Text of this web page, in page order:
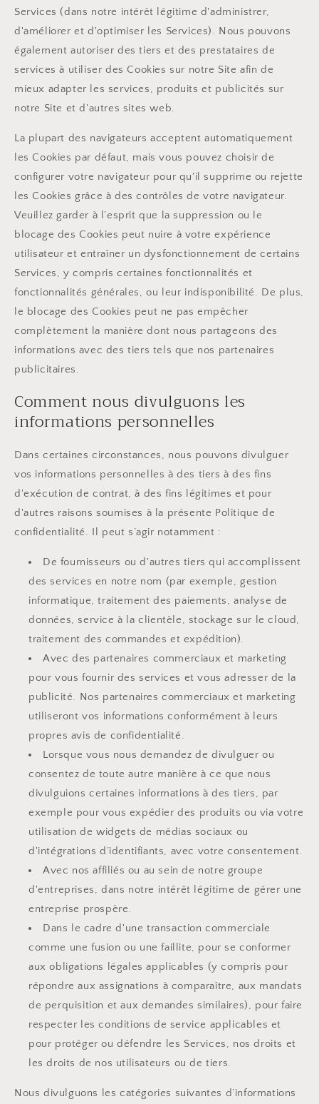
Services (dans notre intérêt légitime d'administrer,
d'améliorer et d'optimiser les Services). Nous pouvons
également autoriser des tiers et des prestataires de
services à utiliser des Cookies sur notre Site afin de
mieux adapter les services, produits et publicités sur
notre Site et d'autres sites web.
La plupart des navigateurs acceptent automatiquement
les Cookies par défaut, mais vous pouvez choisir de
configurer votre navigateur pour qu'il supprime ou rejette
les Cookies grâce à des contrôles de votre navigateur.
Veuillez garder à l’esprit que la suppression ou le
blocage des Cookies peut nuire à votre expérience
utilisateur et entraîner un dysfonctionnement de certains
Services, y compris certaines fonctionnalités et
fonctionnalités générales, ou leur indisponibilité. De plus,
le blocage des Cookies peut ne pas empêcher
complètement la manière dont nous partageons des
informations avec des tiers tels que nos partenaires
publicitaires.
Comment nous divulguons les
informations personnelles
Dans certaines circonstances, nous pouvons divulguer
vos informations personnelles à des tiers à des fins
d'exécution de contrat, à des fins légitimes et pour
d'autres raisons soumises à la présente Politique de
confidentialité. Il peut s’agir notamment :
De fournisseurs ou d'autres tiers qui accomplissent
des services en notre nom (par exemple, gestion
informatique, traitement des paiements, analyse de
données, service à la clientèle, stockage sur le cloud,
traitement des commandes et expédition).
Avec des partenaires commerciaux et marketing
pour vous fournir des services et vous adresser de la
publicité. Nos partenaires commerciaux et marketing
utiliseront vos informations conformément à leurs
propres avis de confidentialité.
Lorsque vous nous demandez de divulguer ou
consentez de toute autre manière à ce que nous
divulguions certaines informations à des tiers, par
exemple pour vous expédier des produits ou via votre
utilisation de widgets de médias sociaux ou
d'intégrations d’identifiants, avec votre consentement.
Avec nos affiliés ou au sein de notre groupe
d'entreprises, dans notre intérêt légitime de gérer une
entreprise prospère.
Dans le cadre d'une transaction commerciale
comme une fusion ou une faillite, pour se conformer
aux obligations légales applicables (y compris pour
répondre aux assignations à comparaître, aux mandats
de perquisition et aux demandes similaires), pour faire
respecter les conditions de service applicables et
pour protéger ou défendre les Services, nos droits et
les droits de nos utilisateurs ou de tiers.
Nous divulguons les catégories suivantes d’informations